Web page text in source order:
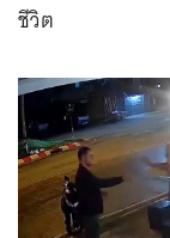
ชีวิต